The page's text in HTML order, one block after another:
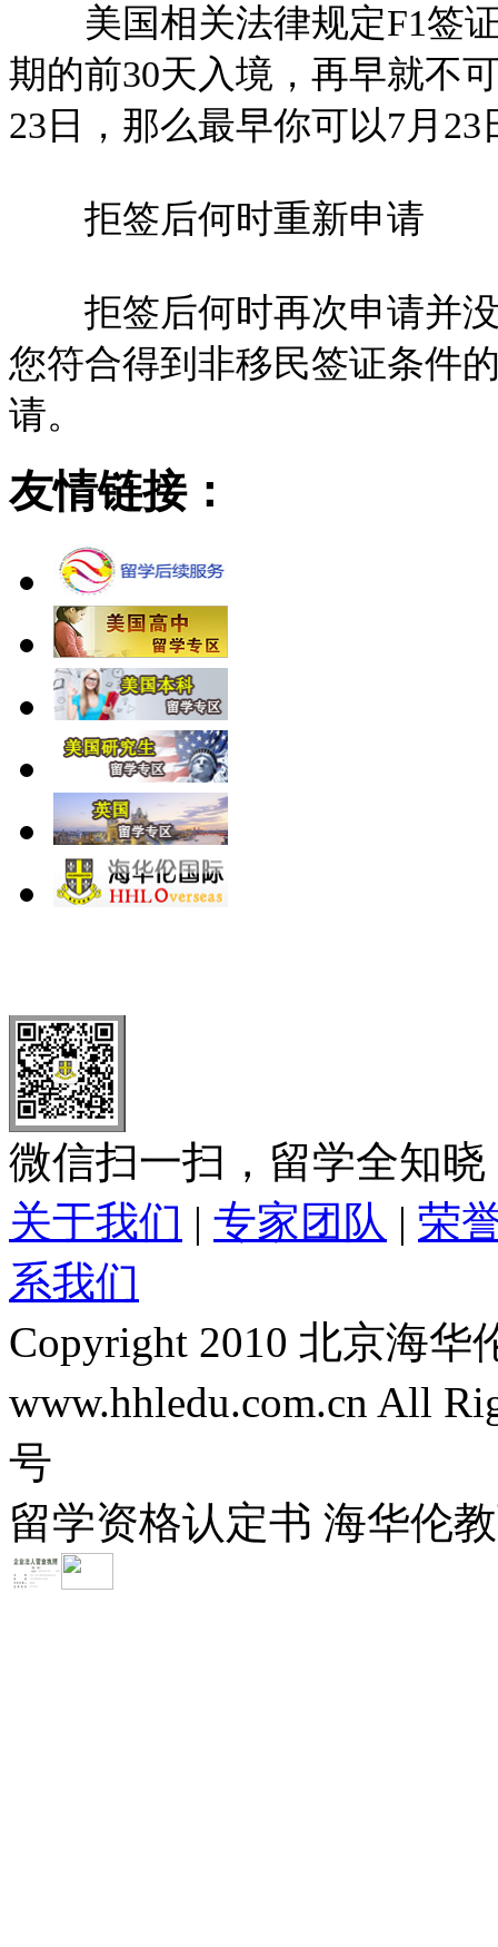
美国相关法律规定F1签证
期的前30天入境，再早就不
23日，那么最早你可以7月23
拒签后何时重新申请
拒签后何时再次申请并没
您符合得到非移民签证条件
请。
友情链接：
微信扫一扫，留学全知晓
关于我们 | 专家团队 | 荣
系我们
Copyright 2010 北京海
www.hhledu.com.cn All
号
留学资格认定书 海华伦